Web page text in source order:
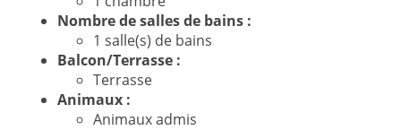
Nombre de salles de bains :
1 salle(s) de bains
Balcon/Terrasse :
Terrasse
Animaux :
Animaux admis